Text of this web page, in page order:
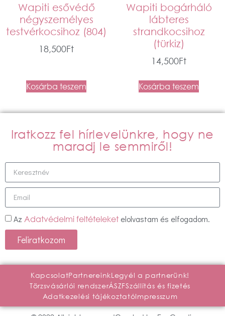
Wapiti esővédő
négyszemélyes
testvérkocsihoz (804)
18,500Ft
Kosárba teszem
Wapiti bogárháló
lábteres
strandkocsihoz
(türkiz)
14,500Ft
Kosárba teszem
Iratkozz fel hírlevelünkre, hogy ne
maradj le semmiről!
Az Adatvédelmi feltételeket elolvastam és elfogadom.
Feliratkozom
KapcsolatPartnereinkLegyél a partnerünk!
Törzsvásárlói rendszerÁSZFSzállítás és fizetés
Adatkezelési tájékoztatóImpresszum